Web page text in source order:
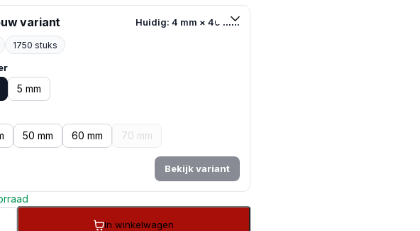
61,91. € 53,38.
variant Huidig: 4 mm × 40 mm
1750 stuks
5 mm
50 mm 60 mm 70 mm
Bekijk variant
In winkelwagen